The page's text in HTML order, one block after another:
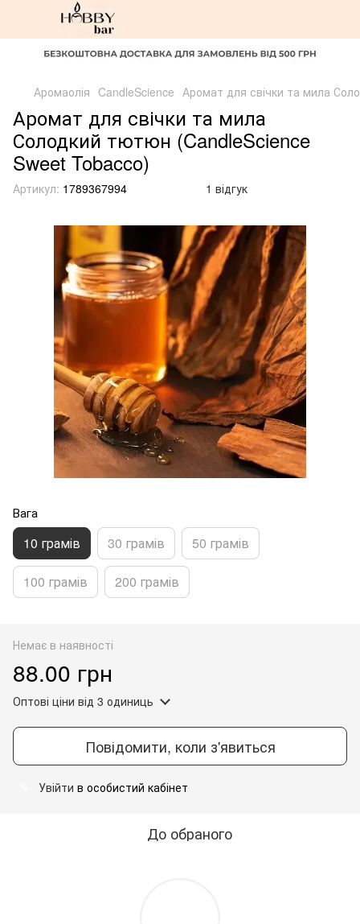
Аромаолія CandleScience Аромат для свічки та мила
Аромат для свічки та мила
Солодкий тютюн (CandleScience
Sweet Tobacco)
Артикул: 1789367994 1 відгук
Вага
10 грамів 30 грамів 50 грамів
100 грамів 200 грамів
Немає в наявності
88.00 грн
Оптові ціни від 3 одиниць
Повідомити, коли з'явиться
Увійти в особистий кабінет
До обраного